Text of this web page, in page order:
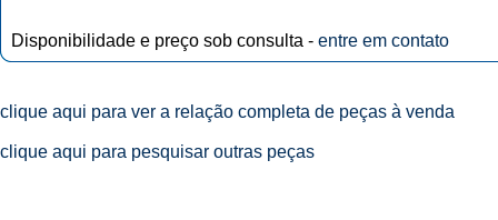
Disponibilidade e preço sob consulta - entre em contato
clique aqui para ver a relação completa de peças à venda
clique aqui para pesquisar outras peças